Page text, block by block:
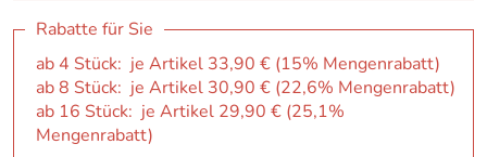
Rabatte für Sie
ab 4 Stück: je Artikel 33,90 € (15% Mengenrabatt)
ab 8 Stück: je Artikel 30,90 € (22,6% Mengenrabatt)
ab 16 Stück: je Artikel 29,90 € (25,1%
Mengenrabatt)